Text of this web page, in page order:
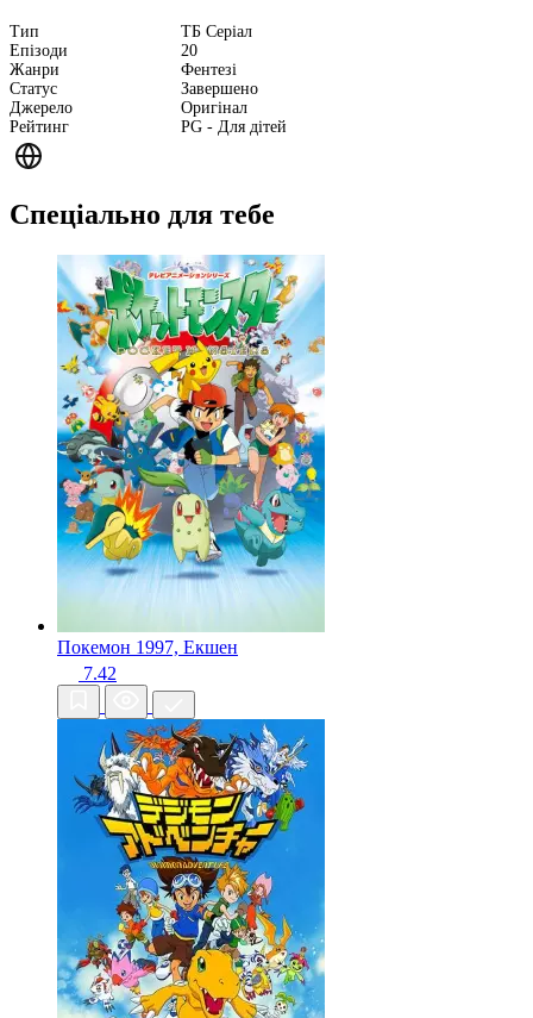
Тип
ТБ Серіал
Епізоди
20
Жанри
Фентезі
Статус
Завершено
Джерело
Оригінал
Рейтинг
PG - Для дітей
Спеціально для тебе
Покемон 1997, Екшен
7.42